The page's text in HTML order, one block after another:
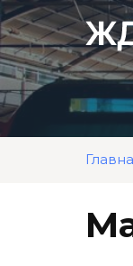
Перейти
к
контенту